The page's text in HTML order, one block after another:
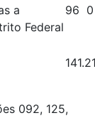
a
Federal
96 0
092, 125,